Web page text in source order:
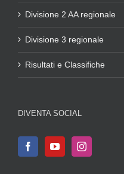
Divisione 2 AA regionale
Divisione 3 regionale
Risultati e Classifiche
DIVENTA SOCIAL